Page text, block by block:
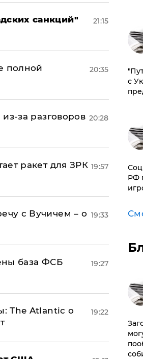
санкций"
21:15
полной
20:35
за разговоров 20:28
ракет для ЗРК 19:57
с Вучичем – о 19:33
база ФСБ
19:27
The Atlantic о
19:22
с
РФ